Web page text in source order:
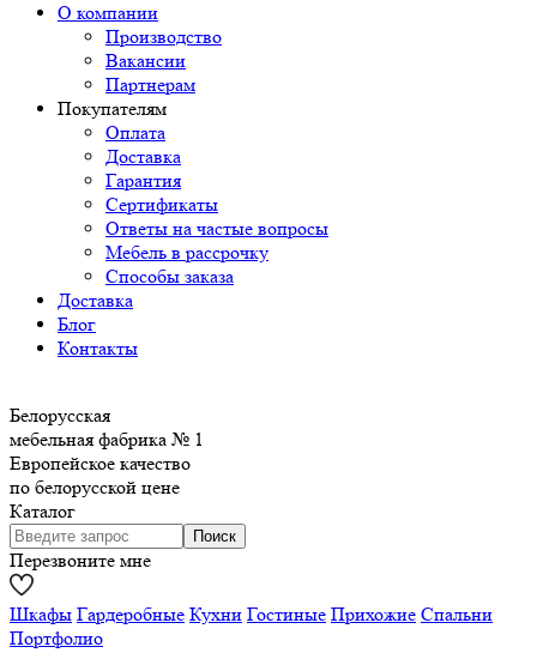
О компании
Производство
Вакансии
Партнерам
Покупателям
Оплата
Доставка
Гарантия
Сертификаты
Ответы на частые вопросы
Мебель в рассрочку
Способы заказа
Доставка
Блог
Контакты
Белорусская
мебельная фабрика № 1
Европейское качество
по белорусской цене
Каталог
Перезвоните мне
Шкафы Гардеробные Кухни Гостиные Прихожие Спальни
Портфолио